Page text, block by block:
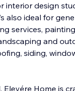
design
also ideal for
services,
and
siding,
Home is